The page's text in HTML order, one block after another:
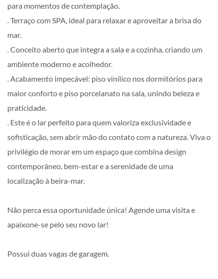
para momentos de contemplação.
. Terraço com SPA, ideal para relaxar e aproveitar a brisa do
mar.
. Conceito aberto que integra a sala e a cozinha, criando um
ambiente moderno e acolhedor.
. Acabamento impecável: piso vinílico nos dormitórios para
maior conforto e piso porcelanato na sala, unindo beleza e
praticidade.
. Este é o lar perfeito para quem valoriza exclusividade e
sofisticação, sem abrir mão do contato com a natureza. Viva o
privilégio de morar em um espaço que combina design
contemporâneo, bem-estar e a serenidade de uma
localização à beira-mar.
Não perca essa oportunidade única! Agende uma visita e
apaixone-se pelo seu novo lar!
Possui duas vagas de garagem.